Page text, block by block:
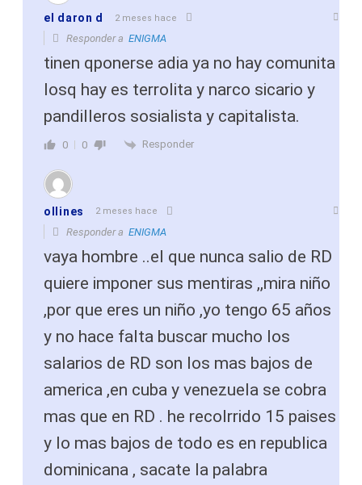
el daron d 2 meses hace
Responder a ENIGMA
tinen qponerse adia ya no hay comunita
losq hay es terrolita y narco sicario y
pandilleros sosialista y capitalista.
0 0 Responder
ollines 2 meses hace
Responder a ENIGMA
vaya hombre ..el que nunca salio de RD
quiere imponer sus mentiras ,,mira niño
,por que eres un niño ,yo tengo 65 años
y no hace falta buscar mucho los
salarios de RD son los mas bajos de
america ,en cuba y venezuela se cobra
mas que en RD . he recolrrido 15 paises
y lo mas bajos de todo es en republica
dominicana , sacate la palabra